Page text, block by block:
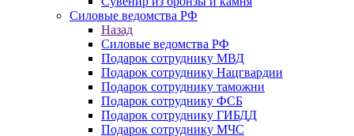
Силовые ведомства РФ
Назад
Силовые ведомства РФ
Подарок сотруднику МВД
Подарок сотруднику Нацгвардии
Подарок сотруднику таможни
Подарок сотруднику ФСБ
Подарок сотруднику ГИБДД
Подарок сотруднику МЧС